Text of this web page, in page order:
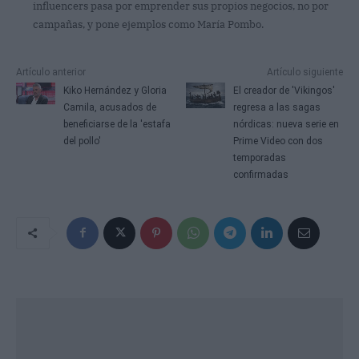
influencers pasa por emprender sus propios negocios, no por
campañas, y pone ejemplos como María Pombo.
Artículo anterior
Kiko Hernández y Gloria
Camila, acusados de
beneficiarse de la 'estafa
del pollo'
Artículo siguiente
El creador de 'Vikingos'
regresa a las sagas
nórdicas: nueva serie en
Prime Video con dos
temporadas
confirmadas